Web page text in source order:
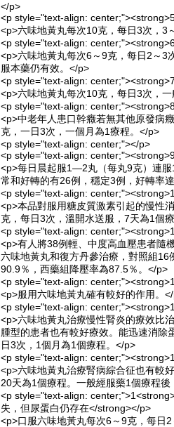
</p>
<p style="text-align:
<p>六味地黃丸每次10克，每日3次，3
<p style="text-align:
<p>六味地黃丸每次6～9克，每日2～3
服本藥仍有效。</p>
<p style="text-align:
<p>六味地黃丸每次10克，每日3次，
<p style="text-align:
<p>中老年人患口幹癥若無其他原發病
克，一日3次，一個月為1療程。</p>
<p style="text-align: center;"></p>
<p style="text-align:
<p>每日晨起服1—2丸（每丸9克）連
常和好轉的有26例，穩定3例，好轉率
<p style="text-align:
<p>本品對服用糖皮質激素引起的慢性
克，每日3次，溫開水送服，7天為1個
<p style="text-align:
<p>有人將38例輕、中度高血壓患者隨
六味地黃丸和復方丹參治療，對照組
90.9％，西藥組降壓率為87.5％。</p>
<p style="text-align:
<p>服用六味地黃丸確有較好的作用。
<p style="text-align:
<p>六味地黃丸治療慢性腎炎的療效比
腫型的患者也有較好療效。能迅速消除
日3次，1個月為1個療程。</p>
<p style="text-align:
<p>六味地黃丸治療腎病綜合征也有較
20天為1個療程。一般經服藥1個療程
<p style="text-align:
失，但尿蛋白仍存在</strong></p>
<p>口服六味地黃丸每次6～9克，每日